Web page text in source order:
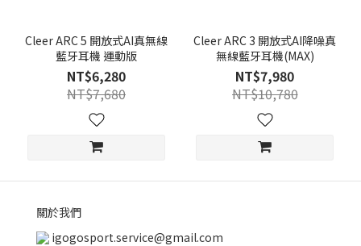
Cleer ARC 5 開放式AI真無線
藍牙耳機 運動版
NT$6,280
NT$7,680
Cleer ARC 3 開放式AI降噪真
無線藍牙耳機(MAX)
NT$7,980
NT$10,780
關於我們
igogosport.service@gmail.com